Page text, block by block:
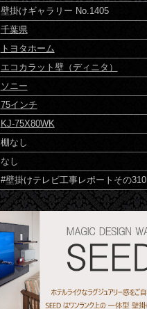
壁掛けギャラリー No.1405
千葉県
トヨタホーム
エコカラット壁（ディニタ）
ソニー
75インチ
KJ-75X80WK
棚なし
なし
#壁掛けテレビ工事レポートその310